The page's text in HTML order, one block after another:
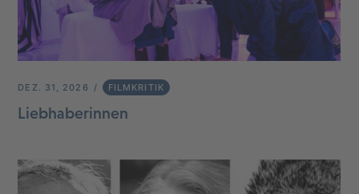
DEZ. 31, 2026 FILMKRITIK
Liebhaberinnen